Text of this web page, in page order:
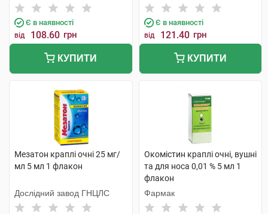
Є в наявності
від 108.60 грн
КУПИТИ
Лабораторій
Є в наявності
від 121.40 грн
КУПИТИ
Мезатон краплі очні 25 мг/
мл 5 мл 1 флакон
Дослідний завод ГНЦЛС
Окомістин краплі очні, вушні
та для носа 0,01 % 5 мл 1
флакон
Фармак